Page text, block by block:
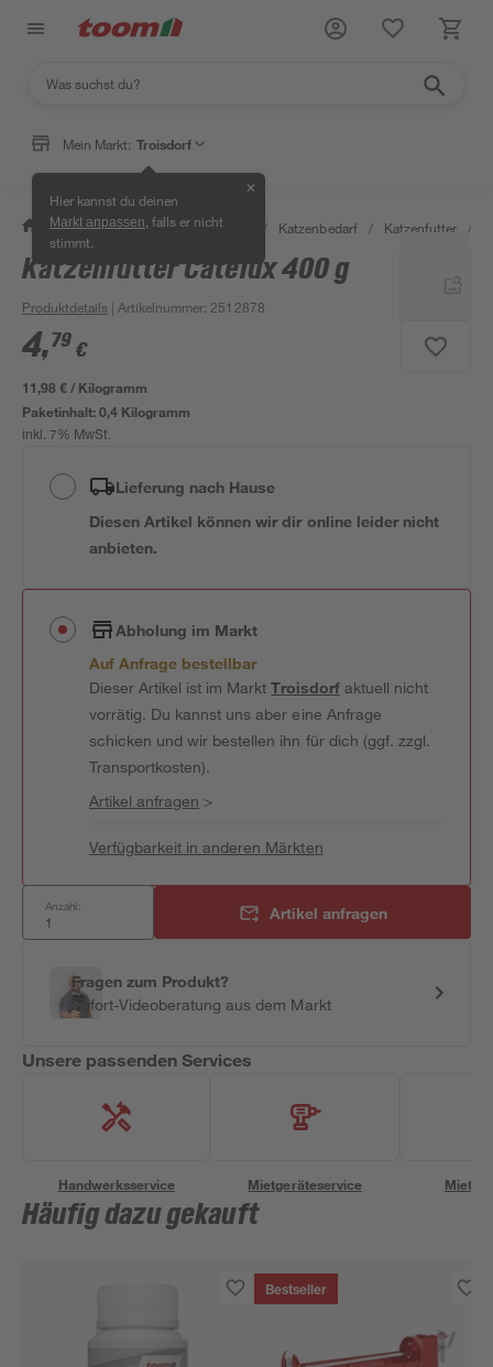
Mein Markt: Troisdorf
Hier kannst du deinen
Markt anpassen , falls er nicht
stimmt.
✕
/ Garten & Freizeit / Tierbedarf / Katzenbedarf / Katzenfutter /
Katzenfutter Catelux 400 g
Produktdetails | Artikelnummer: 2512878
4,79 €
11,98 € / Kilogramm
Paketinhalt:0,4 Kilogramm
inkl. 7% MwSt.
Lieferung nach Hause
Diesen Artikel können wir dir online leider nicht
anbieten.
Abholung im Markt
Auf Anfrage bestellbar
Dieser Artikel ist im MarktTroisdorfaktuell nicht
vorrätig. Du kannst uns aber eine Anfrage
schicken und wir bestellen ihn für dich (ggf. zzgl.
Transportkosten).
Artikel anfragen >
Verfügbarkeit in anderen Märkten
Anzahl: Artikel anfragen
Fragen zum Produkt?
Sofort-Videoberatung aus dem Markt
Unsere passenden Services
Handwerksservice Mietgeräteservice
Häufig dazu gekauft
Bestseller